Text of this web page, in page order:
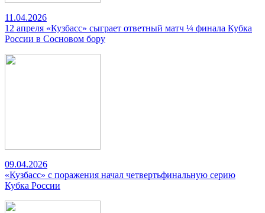
11.04.2026
12 апреля «Кузбасс» сыграет ответный матч ¼ финала Кубка
России в Сосновом бору
09.04.2026
«Кузбасс» с поражения начал четвертьфинальную серию
Кубка России